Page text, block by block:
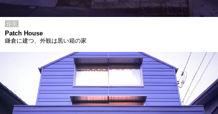
住宅
Patch House
鎌倉に建つ、外観は黒い箱の家